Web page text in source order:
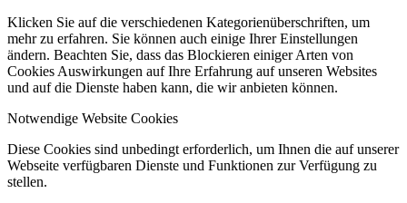
Klicken Sie auf die verschiedenen Kategorienüberschriften, um
mehr zu erfahren. Sie können auch einige Ihrer Einstellungen
ändern. Beachten Sie, dass das Blockieren einiger Arten von
Cookies Auswirkungen auf Ihre Erfahrung auf unseren Websites
und auf die Dienste haben kann, die wir anbieten können.
Notwendige Website Cookies
Diese Cookies sind unbedingt erforderlich, um Ihnen die auf unserer
Webseite verfügbaren Dienste und Funktionen zur Verfügung zu
stellen.